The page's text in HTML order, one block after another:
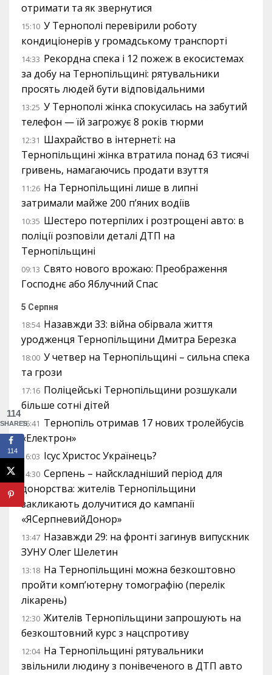
отримати та як звернутися
15:10 У Тернополі перевірили роботу
кондиціонерів у громадському транспорті
14:33 Рекордна спека і 12 пожеж в екосистемах
за добу на Тернопільщині: рятувальники
просять людей бути відповідальними
13:25 У Тернополі жінка спокусилась на забутий
телефон — їй загрожує 8 років тюрми
12:31 Шахрайство в інтернеті: на
Тернопільщині жінка втратила понад 63 тисячі
гривень, намагаючись продати взуття
11:26 На Тернопільщині лише в липні
затримали майже 200 п’яних водіїв
10:35 Шестеро потерпілих і розтрощені авто: в
поліції розповіли деталі ДТП на
Тернопільщині
09:13 Свято нового врожаю: Преображення
Господнє або Яблучний Спас
5 Серпня
18:54 Назавжди 33: війна обірвала життя
уродженця Тернопільщини Дмитра Березка
18:00 У четвер на Тернопільщині – сильна спека
та грози
17:16 Поліцейські Тернопільщини розшукали
більше сотні дітей
16:41 Тернопіль отримав 17 нових тролейбусів
«Електрон»
16:03 Ісус Христос Українець?
14:30 Серпень – найскладніший період для
донорства: жителів Тернопільщини
закликають долучитися до кампанії
«ЯСерпневийДонор»
13:47 Назавжди 29: на фронті загинув випускник
ЗУНУ Олег Шелетин
13:18 На Тернопільщині можна безкоштовно
пройти комп’ютерну томографію (перелік
лікарень)
12:30 Жителів Тернопільщини запрошують на
безкоштовний курс з нацспротиву
12:04 На Тернопільщині рятувальники
звільнили людину з понівеченого в ДТП авто
114
SHARES
114